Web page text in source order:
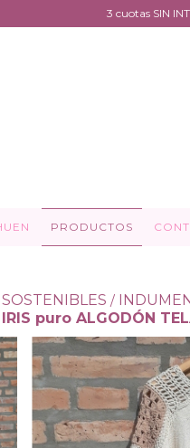
3 cuotas SIN
PRODUCTOS
/
puro ALGODÓN